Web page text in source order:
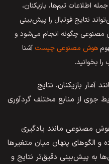
اطلاعات تیم‌ها، بازیکنان،
نتایج فوتبال را پیش‌بینی
مصنوعی چگونه انجام می‌شود و
هوش مصنوعی چیست آشنا
بخوانید.
آمار بازیکنان، نتایج
جوی از منابع مختلف گردآوری
مصنوعی مانند یادگیری
و الگوهای پنهان میان متغیرها
به پیش‌بینی دقیق‌تر نتایج و